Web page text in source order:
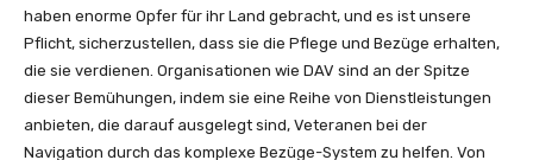
haben enorme Opfer für ihr Land gebracht, und es ist unsere
Pflicht, sicherzustellen, dass sie die Pflege und Bezüge erhalten,
die sie verdienen. Organisationen wie DAV sind an der Spitze
dieser Bemühungen, indem sie eine Reihe von Dienstleistungen
anbieten, die darauf ausgelegt sind, Veteranen bei der
Navigation durch das komplexe Bezüge-System zu helfen. Von